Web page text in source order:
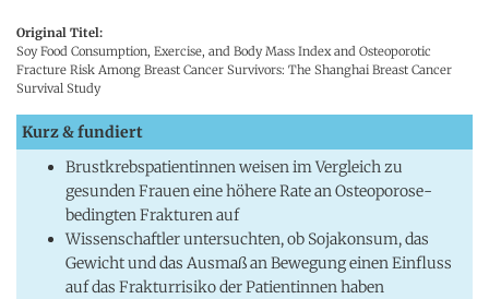
Original Titel:
Soy Food Consumption, Exercise, and Body Mass Index and Osteoporotic
Fracture Risk Among Breast Cancer Survivors: The Shanghai Breast Cancer
Survival Study
Kurz & fundiert
Brustkrebspatientinnen weisen im Vergleich zu
gesunden Frauen eine höhere Rate an Osteoporose-
bedingten Frakturen auf
Wissenschaftler untersuchten, ob Sojakonsum, das
Gewicht und das Ausmaß an Bewegung einen Einfluss
auf das Frakturrisiko der Patientinnen haben